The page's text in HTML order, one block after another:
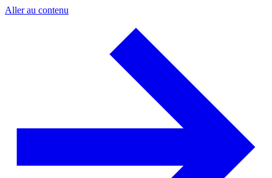
Aller au contenu